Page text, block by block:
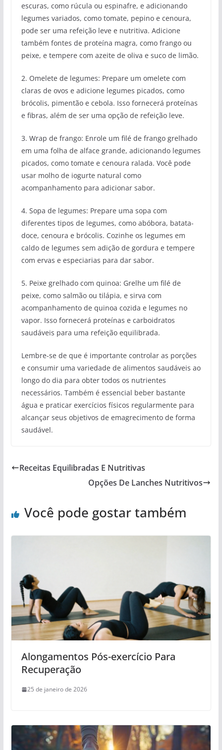
escuras, como rúcula ou espinafre, e adicionando
legumes variados, como tomate, pepino e cenoura,
pode ser uma refeição leve e nutritiva. Adicione
também fontes de proteína magra, como frango ou
peixe, e tempere com azeite de oliva e suco de limão.
2. Omelete de legumes: Prepare um omelete com
claras de ovos e adicione legumes picados, como
brócolis, pimentão e cebola. Isso fornecerá proteínas
e fibras, além de ser uma opção de refeição leve.
3. Wrap de frango: Enrole um filé de frango grelhado
em uma folha de alface grande, adicionando legumes
picados, como tomate e cenoura ralada. Você pode
usar molho de iogurte natural como
acompanhamento para adicionar sabor.
4. Sopa de legumes: Prepare uma sopa com
diferentes tipos de legumes, como abóbora, batata-
doce, cenoura e brócolis. Cozinhe os legumes em
caldo de legumes sem adição de gordura e tempere
com ervas e especiarias para dar sabor.
5. Peixe grelhado com quinoa: Grelhe um filé de
peixe, como salmão ou tilápia, e sirva com
acompanhamento de quinoa cozida e legumes no
vapor. Isso fornecerá proteínas e carboidratos
saudáveis para uma refeição equilibrada.
Lembre-se de que é importante controlar as porções
e consumir uma variedade de alimentos saudáveis ao
longo do dia para obter todos os nutrientes
necessários. Também é essencial beber bastante
água e praticar exercícios físicos regularmente para
alcançar seus objetivos de emagrecimento de forma
saudável.
Receitas Equilibradas E Nutritivas
Opções De Lanches Nutritivos
Você pode gostar também
Alongamentos Pós-exercício Para
Recuperação
25 de janeiro de 2026